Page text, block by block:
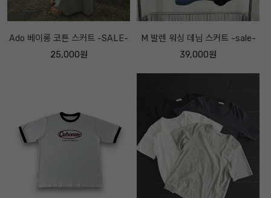
Ado 베이롱 코튼 스커트 -SALE-
25,000원
M 발렌 워싱 데님 스커트 -sale-
39,000원